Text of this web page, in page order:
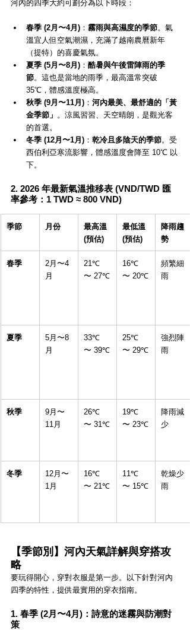
河內的四季大約可劃分為以下時段：
春季 (2月〜4月) ： 霧雨與高濕度的季節。氣
溫宜人但空氣潮濕，充滿了越南農曆新年
（提特）的喜慶氣氛。
夏季 (5月〜8月) ： 酷暑與午後雷陣雨的季
節。這也是當地的雨季，最高溫常突破
35℃，體感溫度極高。
秋季 (9月〜11月) ： 河內最美、最舒適的「黃
金季節」 。涼風習習、天空晴朗，是觀光客
的首選。
冬季 (12月〜1月) ： 乾冷且多陰天的季節。受
西伯利亞寒流影響，體感溫度會降至 10℃ 以
下。
2. 2026 年最新氣溫推移表 (VND/TWD 匯
率參考：1 TWD ≈ 800 VND)
季節 月份
最高溫
(預估)
最低溫
(預估)
降雨趨
勢
春季
2月〜4
月
21℃
〜 27℃
16℃
〜 20℃
頻繁細
雨
夏季
5月〜8
月
33℃
〜 39℃
25℃
〜 29℃
強烈陣
雨
秋季
9月〜
11月
26℃
〜 31℃
19℃
〜 23℃
降雨減
少
冬季
12月〜
1月
16℃
〜 21℃
11℃
〜 15℃
乾燥少
雨
【季節別】河內天氣詳解與穿搭攻
略
要玩得開心，穿對衣服是第一步。以下針對河內
四季的特性，提供最實用的穿衣指南。
1. 春季 (2月〜4月)：詩意的迷霧與防潮對
策